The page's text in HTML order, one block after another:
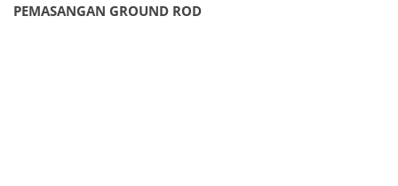
PEMASANGAN GROUND ROD